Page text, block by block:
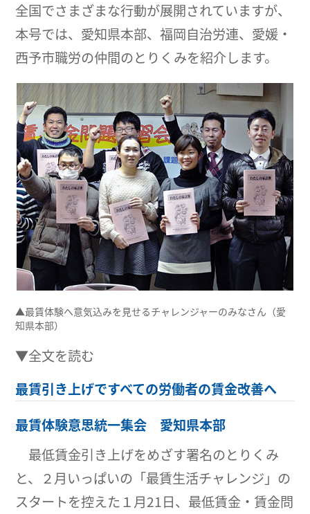
全国でさまざまな行動が展開されていますが、
本号では、愛知県本部、福岡自治労連、愛媛・
西予市職労の仲間のとりくみを紹介します。
▲最賃体験へ意気込みを見せるチャレンジャーのみなさん（愛
知県本部）
▼全文を読む
最賃引き上げですべての労働者の賃金改善へ
最賃体験意思統一集会 愛知県本部
最低賃金引き上げをめざす署名のとりくみ
と、２月いっぱいの「最賃生活チャレンジ」の
スタートを控えた１月21日、最低賃金・賃金問